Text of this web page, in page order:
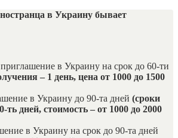
в Украину бывает
приглашение в Украину на срок до 60-ти
– 1 день, цена от 1000 до 1500
в Украину до 90-та дней (сроки
ть дней, стоимость – от 1000 до 2000
в Украину на срок до 90-та дней